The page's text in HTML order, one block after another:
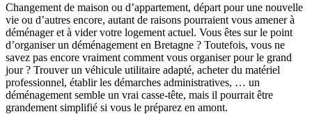
Changement de maison ou d’appartement, départ pour une nouvelle
vie ou d’autres encore, autant de raisons pourraient vous amener à
déménager et à vider votre logement actuel. Vous êtes sur le point
d’organiser un déménagement en Bretagne ? Toutefois, vous ne
savez pas encore vraiment comment vous organiser pour le grand
jour ? Trouver un véhicule utilitaire adapté, acheter du matériel
professionnel, établir les démarches administratives, … un
déménagement semble un vrai casse-tête, mais il pourrait être
grandement simplifié si vous le préparez en amont.